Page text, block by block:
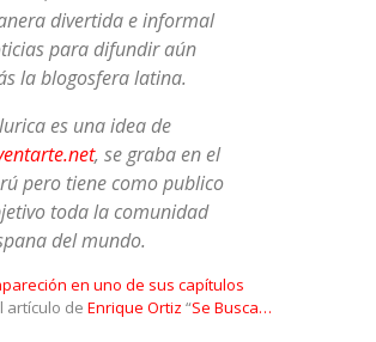
divertida e informal
para difundir aún
la blogosfera latina.
es una idea de
, se graba en el
pero tiene como publico
toda la comunidad
del mundo.
en uno de sus capítulos
artículo de Enrique Ortiz “Se Busca…